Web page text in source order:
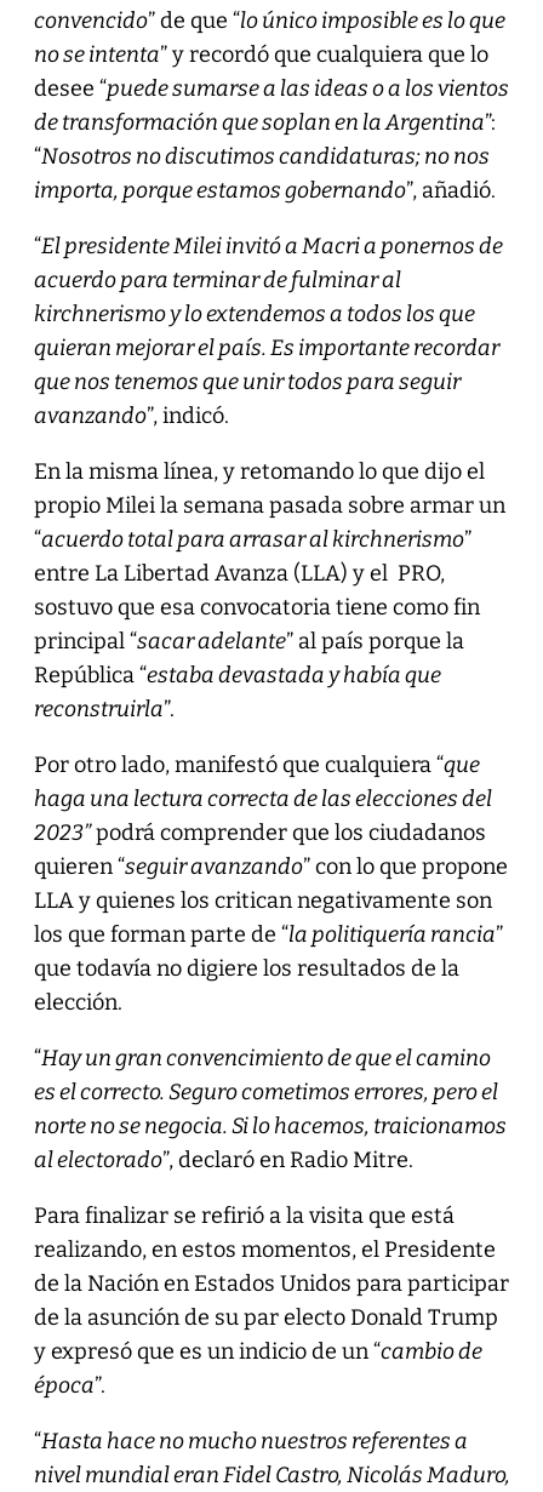
convencido” de que “lo único imposible es lo que
no se intenta” y recordó que cualquiera que lo
desee “puede sumarse a las ideas o a los vientos
de transformación que soplan en la Argentina”:
“Nosotros no discutimos candidaturas; no nos
importa, porque estamos gobernando”, añadió.
“El presidente Milei invitó a Macri a ponernos de
acuerdo para terminar de fulminar al
kirchnerismo y lo extendemos a todos los que
quieran mejorar el país. Es importante recordar
que nos tenemos que unir todos para seguir
avanzando”, indicó.
En la misma línea, y retomando lo que dijo el
propio Milei la semana pasada sobre armar un
“acuerdo total para arrasar al kirchnerismo”
entre La Libertad Avanza (LLA) y el PRO,
sostuvo que esa convocatoria tiene como fin
principal “sacar adelante” al país porque la
República “estaba devastada y había que
reconstruirla”.
Por otro lado, manifestó que cualquiera “que
haga una lectura correcta de las elecciones del
2023”podrá comprender que los ciudadanos
quieren “seguir avanzando” con lo que propone
LLA y quienes los critican negativamente son
los que forman parte de “la politiquería rancia”
que todavía no digiere los resultados de la
elección.
“Hay un gran convencimiento de que el camino
es el correcto. Seguro cometimos errores, pero el
norte no se negocia. Si lo hacemos, traicionamos
al electorado”, declaró en Radio Mitre.
Para finalizar se refirió a la visita que está
realizando, en estos momentos, el Presidente
de la Nación en Estados Unidos para participar
de la asunción de su par electo Donald Trump
y expresó que es un indicio de un “cambio de
época”.
“Hasta hace no mucho nuestros referentes a
nivel mundial eran Fidel Castro, Nicolás Maduro,